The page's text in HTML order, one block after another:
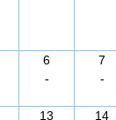
6
-
7
-
13 14